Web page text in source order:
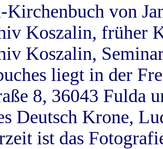
von
Koszalin, früher
Koszalin,
liegt in der
8, 36043 Fulda
Deutsch Krone,
ist das